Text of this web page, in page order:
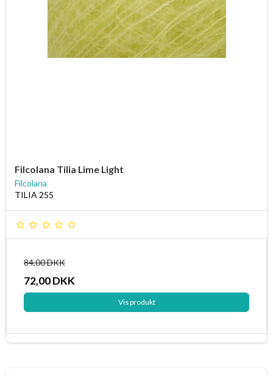
Filcolana Tilia Lime Light
Filcolana
TILIA 255
84,00 DKK
72,00 DKK
Vis produkt